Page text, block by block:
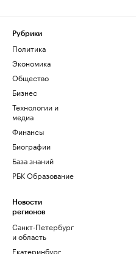
Рубрики
Политика
Экономика
Общество
Бизнес
Технологии и
медиа
Финансы
Биографии
База знаний
РБК Образование
Новости
регионов
Санкт-Петербург
и область
Екатеринбург